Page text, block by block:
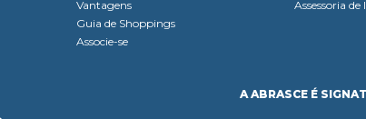
Vantagens
Guia de Shoppings
Associe-se
Assessoria
A ABRASCE É